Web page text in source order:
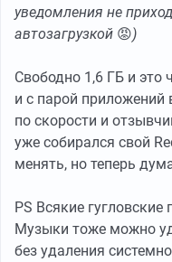
уведомления не
автозагрузкой 😡)
Свободно 1,6 ГБ и это
и с парой приложений
по скорости и
уже собирался свой
менять, но теперь
PS Всякие
Музыки тоже можно
без удаления